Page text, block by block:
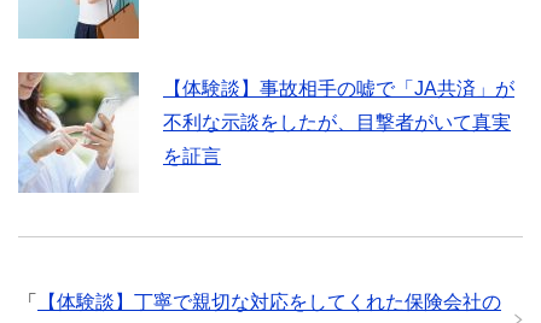
【体験談】事故相手の嘘で「JA共済」が
不利な示談をしたが、目撃者がいて真実
を証言
「
【体験談】丁寧で親切な対応をしてくれた保険会社の